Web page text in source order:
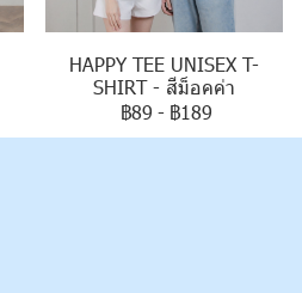
HAPPY TEE UNISEX T-
SHIRT - สีม็อคค่า
฿89 - ฿189